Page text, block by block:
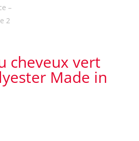
cheveux vert
Made in